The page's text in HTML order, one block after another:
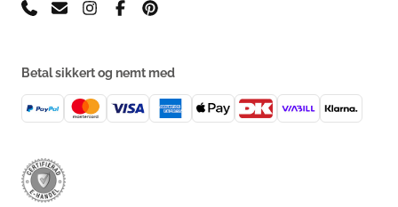
Betal sikkert og nemt med